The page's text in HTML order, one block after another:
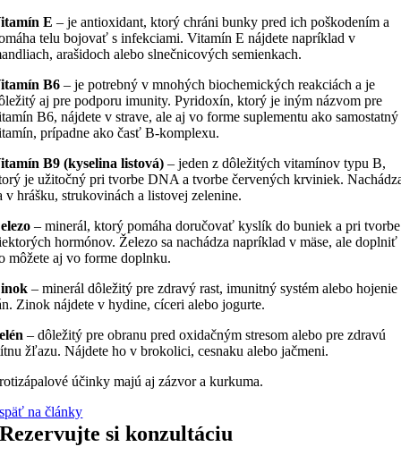
E – je antioxidant, ktorý chráni bunky pred ich poškodením a
telu bojovať s infekciami. Vitamín E nájdete napríklad v
arašidoch alebo slnečnicových semienkach.
B6 – je potrebný v mnohých biochemických reakciách a je
aj pre podporu imunity. Pyridoxín, ktorý je iným názvom pre
B6, nájdete v strave, ale aj vo forme suplementu ako samostatný
prípadne ako časť B-komplexu.
B9 (kyselina listová) – jeden z dôležitých vitamínov typu B,
je užitočný pri tvorbe DNA a tvorbe červených krviniek.
v hrášku, strukovinách a listovej zelenine.
– minerál, ktorý pomáha doručovať kyslík do buniek a pri tvorbe
hormónov. Železo sa nachádza napríklad v mäse, ale doplniť
môžete aj vo forme doplnku.
– minerál dôležitý pre zdravý rast, imunitný systém alebo hojenie
Zinok nájdete v hydine, cíceri alebo jogurte.
– dôležitý pre obranu pred oxidačným stresom alebo pre zdravú
žľazu. Nájdete ho v brokolici, cesnaku alebo jačmeni.
účinky majú aj zázvor a kurkuma.
späť na články
Rezervujte si konzultáciu